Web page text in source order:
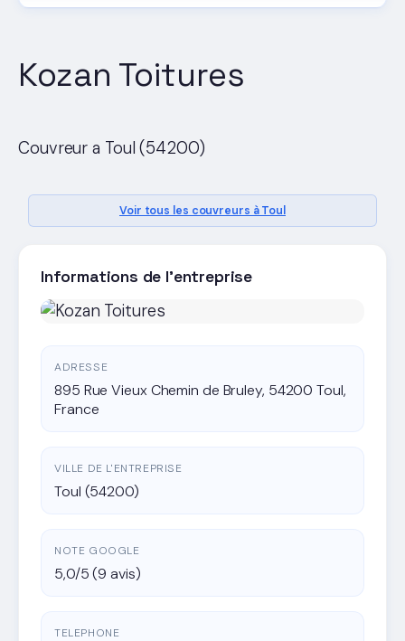
Kozan Toitures
Couvreur a Toul (54200)
Voir tous les couvreurs à Toul
Informations de l'entreprise
ADRESSE
895 Rue Vieux Chemin de Bruley, 54200 Toul,
France
VILLE DE L'ENTREPRISE
Toul (54200)
NOTE GOOGLE
5,0/5 (9 avis)
TELEPHONE